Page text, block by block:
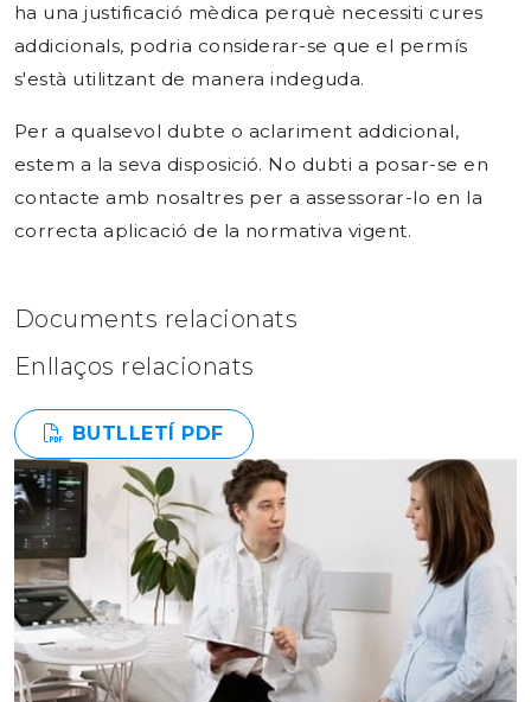
ha una justificació mèdica perquè necessiti cures
addicionals, podria considerar-se que el permís
s'està utilitzant de manera indeguda.
Per a qualsevol dubte o aclariment addicional,
estem a la seva disposició. No dubti a posar-se en
contacte amb nosaltres per a assessorar-lo en la
correcta aplicació de la normativa vigent.
Documents relacionats
Enllaços relacionats
BUTLLETÍ PDF